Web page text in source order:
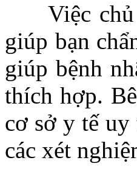
Việc chủ
giúp bạn
giúp bệnh
thích hợp.
cơ sở y tế
các xét